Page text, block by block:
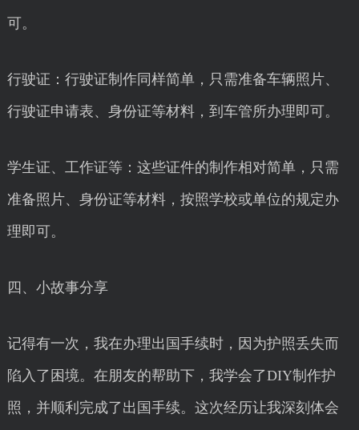
可。
行驶证：行驶证制作同样简单，只需准备车辆照片、
行驶证申请表、身份证等材料，到车管所办理即可。
学生证、工作证等：这些证件的制作相对简单，只需
准备照片、身份证等材料，按照学校或单位的规定办
理即可。
四、小故事分享
记得有一次，我在办理出国手续时，因为护照丢失而
陷入了困境。在朋友的帮助下，我学会了DIY制作护
照，并顺利完成了出国手续。这次经历让我深刻体会